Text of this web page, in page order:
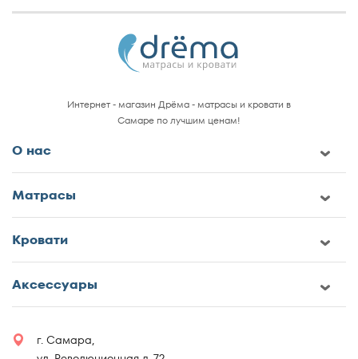
Интернет - магазин Дрёма - матрасы и кровати в
Самаре по лучшим ценам!
О нас
Матрасы
Кровати
Аксессуары
г. Самара,